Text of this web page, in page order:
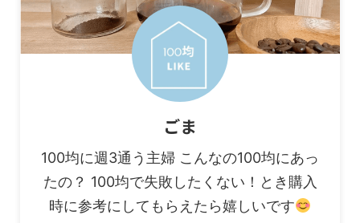
ごま
100均に週3通う主婦 こんなの100均にあっ
たの？ 100均で失敗したくない！とき購入
時に参考にしてもらえたら嬉しいです